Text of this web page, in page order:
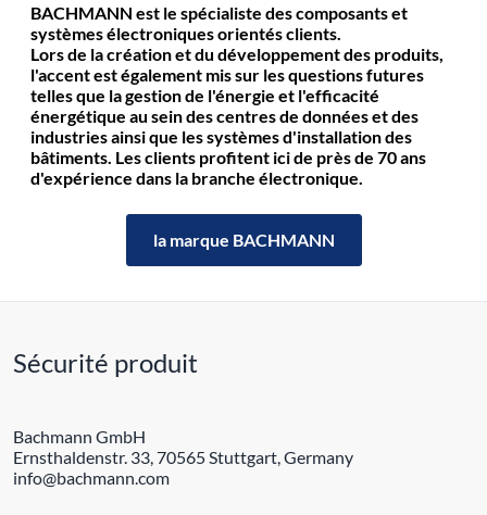
BACHMANN est le spécialiste des composants et
systèmes électroniques orientés clients.
Lors de la création et du développement des produits,
l'accent est également mis sur les questions futures
telles que la gestion de l'énergie et l'efficacité
énergétique au sein des centres de données et des
industries ainsi que les systèmes d'installation des
bâtiments. Les clients profitent ici de près de 70 ans
d'expérience dans la branche électronique.
la marque BACHMANN
Sécurité produit
Bachmann GmbH
Ernsthaldenstr. 33, 70565 Stuttgart, Germany
info@bachmann.com